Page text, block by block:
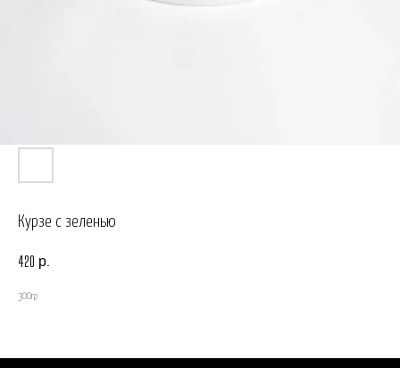
Курзе с зеленью
420 р.
300гр